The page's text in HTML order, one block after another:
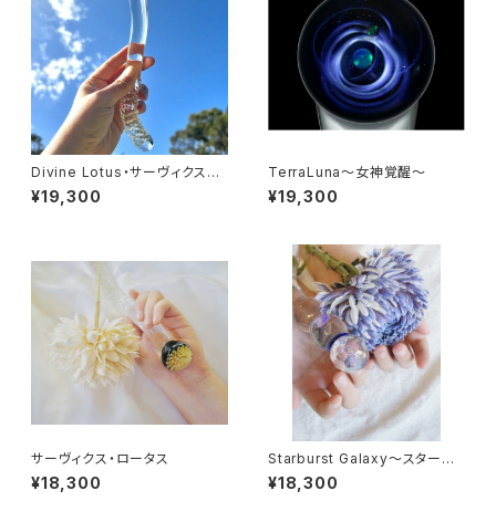
Divine Lotus・サーヴィクスワ
ンド
¥19,300
TerraLuna～女神覚醒～
¥19,300
サーヴィクス・ロータス
¥18,300
Starburst Galaxy～スターバ
ースト～
¥18,300